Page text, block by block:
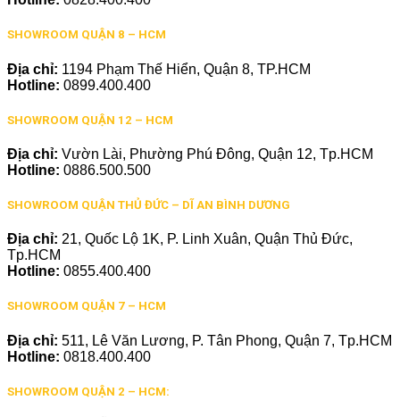
SHOWROOM QUẬN 8 – HCM
Địa chỉ: 1194 Phạm Thế Hiển, Quận 8, TP.HCM
Hotline: 0899.400.400
SHOWROOM QUẬN 12 – HCM
Địa chỉ: Vườn Lài, Phường Phú Đông, Quận 12, Tp.HCM
Hotline: 0886.500.500
SHOWROOM QUẬN THỦ ĐỨC – DĨ AN BÌNH DƯƠNG
Địa chỉ: 21, Quốc Lộ 1K, P. Linh Xuân, Quận Thủ Đức,
Tp.HCM
Hotline: 0855.400.400
SHOWROOM QUẬN 7 – HCM
Địa chỉ: 511, Lê Văn Lương, P. Tân Phong, Quận 7, Tp.HCM
Hotline: 0818.400.400
SHOWROOM QUẬN 2 – HCM: